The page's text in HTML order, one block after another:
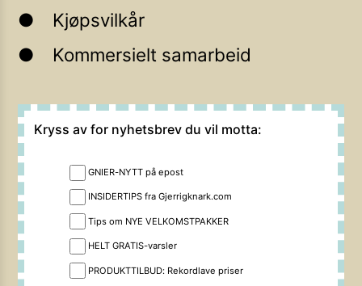
Kjøpsvilkår
Kommersielt samarbeid
Kryss av for nyhetsbrev du vil motta:
GNIER-NYTT på epost
INSIDERTIPS fra Gjerrigknark.com
Tips om NYE VELKOMSTPAKKER
HELT GRATIS-varsler
PRODUKTTILBUD: Rekordlave priser